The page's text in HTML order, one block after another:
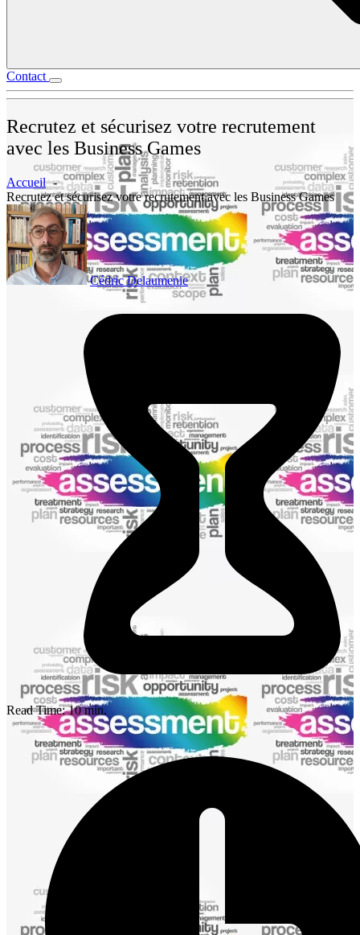
Contact
Recrutez et sécurisez votre recrutement
avec les Business Games
Accueil
Recrutez et sécurisez votre recrutement avec les Business Games
Cédric Delaumenie
Read Time:10min.